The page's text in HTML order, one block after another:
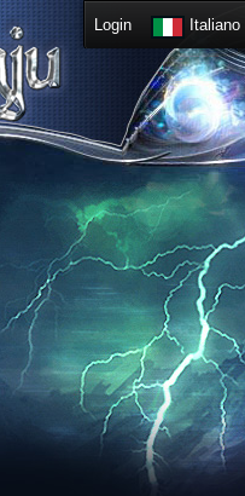
Login Italiano